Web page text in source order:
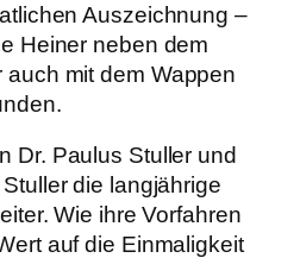
Auszeichnung –
Heiner neben dem
auch mit dem Wappen
Dr. Paulus Stuller und
die langjährige
Wie ihre Vorfahren
auf die Einmaligkeit